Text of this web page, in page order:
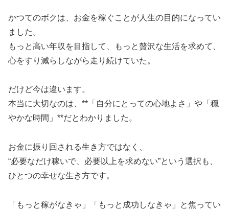
かつてのボクは、お金を稼ぐことが人生の目的になってい
ました。
もっと高い年収を目指して、もっと贅沢な生活を求めて、
心をすり減らしながら走り続けていた。
だけど今は違います。
本当に大切なのは、**「自分にとっての心地よさ」や「穏
やかな時間」**だとわかりました。
お金に振り回される生き方ではなく、
“必要なだけ稼いで、必要以上を求めない”という選択も、
ひとつの幸せな生き方です。
「もっと稼がなきゃ」「もっと成功しなきゃ」と焦ってい